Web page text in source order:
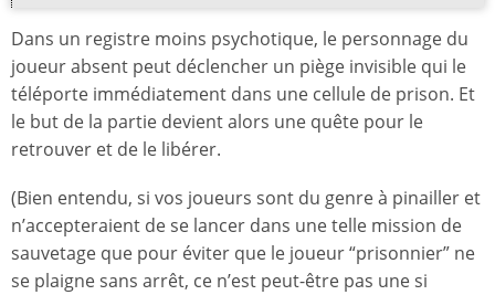
Dans un registre moins psychotique, le personnage du
joueur absent peut déclencher un piège invisible qui le
téléporte immédiatement dans une cellule de prison. Et
le but de la partie devient alors une quête pour le
retrouver et de le libérer.
(Bien entendu, si vos joueurs sont du genre à pinailler et
n’accepteraient de se lancer dans une telle mission de
sauvetage que pour éviter que le joueur “prisonnier” ne
se plaigne sans arrêt, ce n’est peut-être pas une si